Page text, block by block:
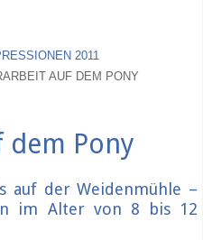
2011
AUF DEM PONY
dem Pony
auf der Weidenmühle –
im Alter von 8 bis 12